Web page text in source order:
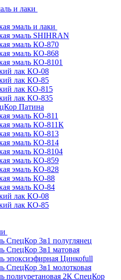
и лаки
эмаль и лаки
эмаль SHIHRAN
эмаль КО-870
эмаль КО-868
эмаль КО-8101
лак КО-08
лак КО-85
лак КО-815
лак КО-835
Патина
эмаль КО-811
эмаль КО-811К
эмаль КО-813
эмаль КО-814
эмаль КО-8104
эмаль КО-859
эмаль КО-828
эмаль КО-88
эмаль КО-84
лак КО-08
лак КО-85
СпецКор 3в1 полуглянец
СпецКор 3в1 матовая
эпоксиэфирная Цинкоfull
СпецКор 3в1 молотковая
полиуретановая 2К СпецКор